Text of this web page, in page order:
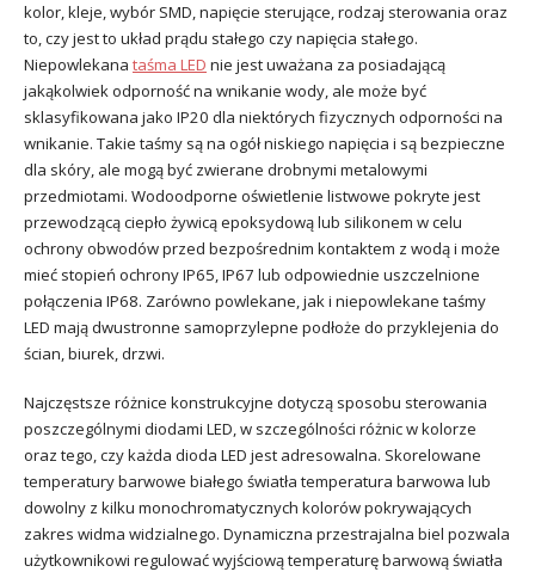
kolor, kleje, wybór SMD, napięcie sterujące, rodzaj sterowania oraz
to, czy jest to układ prądu stałego czy napięcia stałego.
Niepowlekana taśma LED nie jest uważana za posiadającą
jakąkolwiek odporność na wnikanie wody, ale może być
sklasyfikowana jako IP20 dla niektórych fizycznych odporności na
wnikanie. Takie taśmy są na ogół niskiego napięcia i są bezpieczne
dla skóry, ale mogą być zwierane drobnymi metalowymi
przedmiotami. Wodoodporne oświetlenie listwowe pokryte jest
przewodzącą ciepło żywicą epoksydową lub silikonem w celu
ochrony obwodów przed bezpośrednim kontaktem z wodą i może
mieć stopień ochrony IP65, IP67 lub odpowiednie uszczelnione
połączenia IP68. Zarówno powlekane, jak i niepowlekane taśmy
LED mają dwustronne samoprzylepne podłoże do przyklejenia do
ścian, biurek, drzwi.
Najczęstsze różnice konstrukcyjne dotyczą sposobu sterowania
poszczególnymi diodami LED, w szczególności różnic w kolorze
oraz tego, czy każda dioda LED jest adresowalna. Skorelowane
temperatury barwowe białego światła temperatura barwowa lub
dowolny z kilku monochromatycznych kolorów pokrywających
zakres widma widzialnego. Dynamiczna przestrajalna biel pozwala
użytkownikowi regulować wyjściową temperaturę barwową światła